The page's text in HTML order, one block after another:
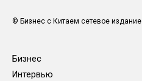
© Бизнес с Китаем сетевое издание
Бизнес
Интервью